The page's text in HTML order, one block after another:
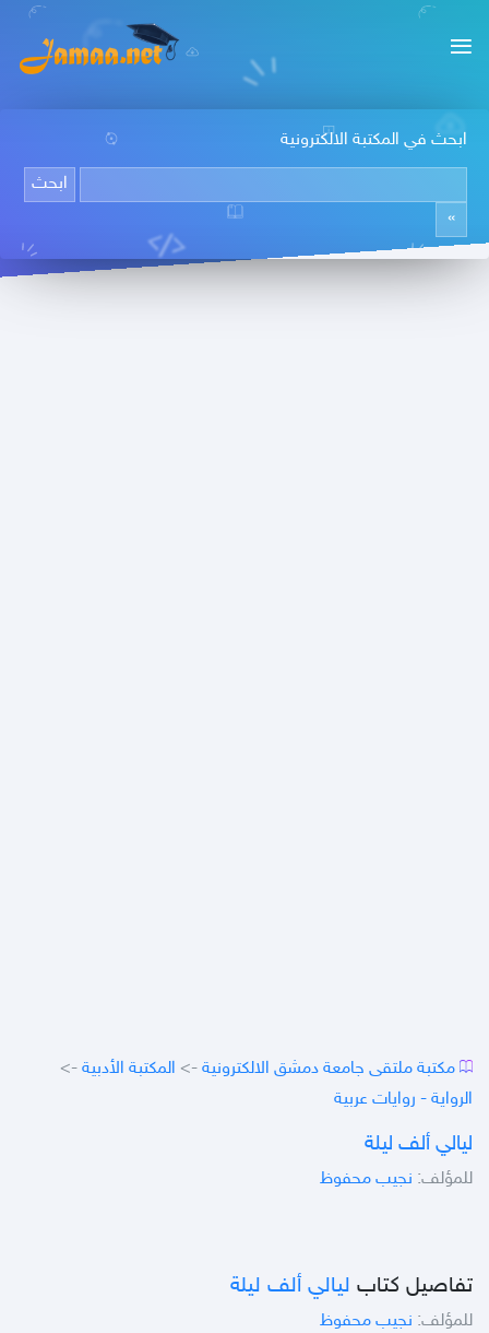
ابحث في المكتبة الالكترونية
مكتبة ملتقى جامعة دمشق الالكترونية -> المكتبة الأدبية ->
الرواية - روايات عربية
ليالي ألف ليلة
للمؤلف: نجيب محفوظ
تفاصيل كتاب ليالي ألف ليلة
للمؤلف: نجيب محفوظ